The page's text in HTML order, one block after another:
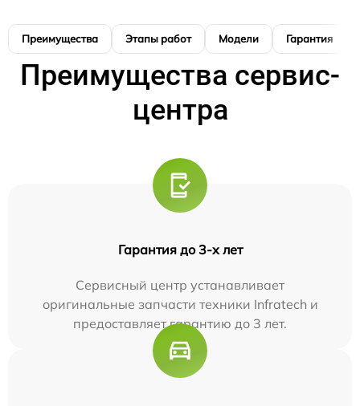
Преимущества Этапы работ Модели Гарантия
Преимущества сервис-
центра
Гарантия до 3-х лет
Сервисный центр устанавливает
оригинальные запчасти техники Infratech и
предоставляет гарантию до 3 лет.